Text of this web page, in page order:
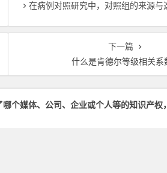
在病例对照研究中，对照组的来源与
下一篇
什么是肯德尔等级相关系
个媒体、公司、企业或个人等的知识产权